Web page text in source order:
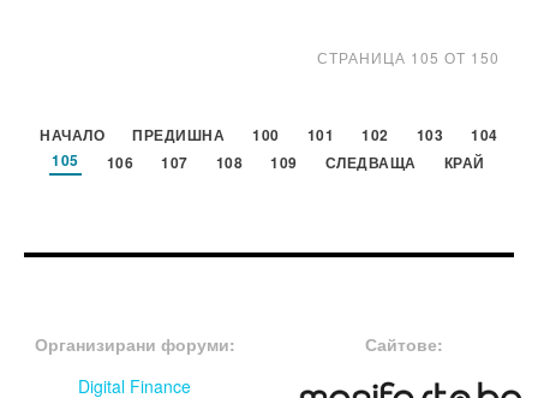
СТРАНИЦА 105 ОТ 150
НАЧАЛО ПРЕДИШНА 100 101 102 103
104
105
106 107 108 109 СЛЕДВАЩА КРАЙ
Организирани форуми:
Digital Finance
Сайтове: